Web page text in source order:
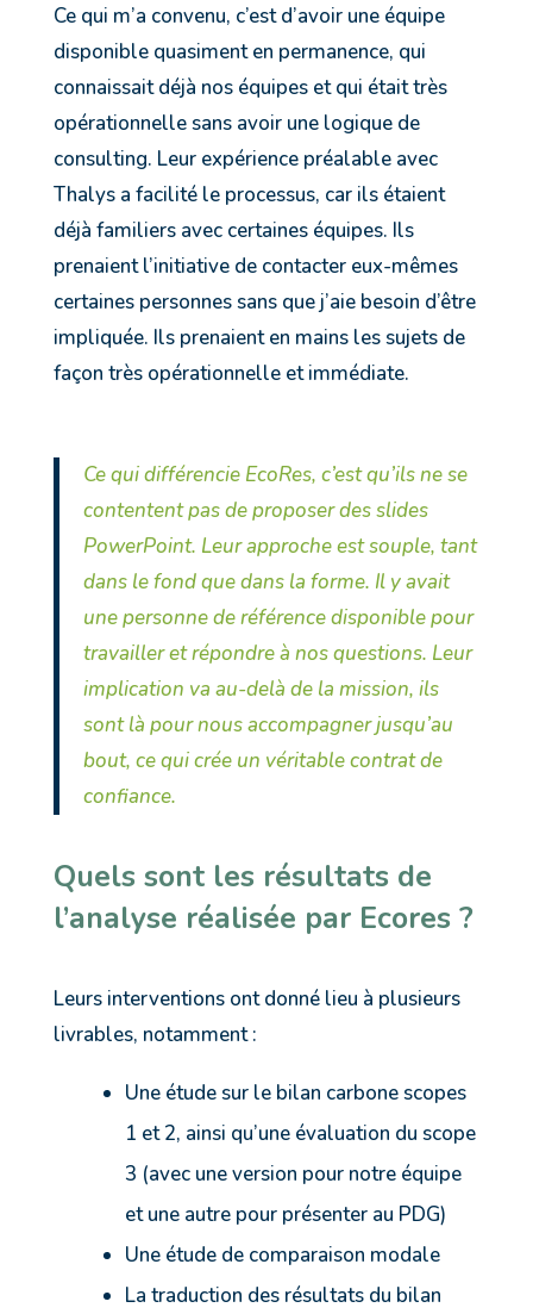
Ce qui m’a convenu, c’est d’avoir une équipe
disponible quasiment en permanence, qui
connaissait déjà nos équipes et qui était très
opérationnelle sans avoir une logique de
consulting. Leur expérience préalable avec
Thalys a facilité le processus, car ils étaient
déjà familiers avec certaines équipes. Ils
prenaient l’initiative de contacter eux-mêmes
certaines personnes sans que j’aie besoin d’être
impliquée. Ils prenaient en mains les sujets de
façon très opérationnelle et immédiate.
Ce qui différencie EcoRes, c’est qu’ils ne se
contentent pas de proposer des slides
PowerPoint. Leur approche est souple, tant
dans le fond que dans la forme. Il y avait
une personne de référence disponible pour
travailler et répondre à nos questions. Leur
implication va au-delà de la mission, ils
sont là pour nous accompagner jusqu’au
bout, ce qui crée un véritable contrat de
confiance.
Quels sont les résultats de
l’analyse réalisée par Ecores ?
Leurs interventions ont donné lieu à plusieurs
livrables, notamment :
Une étude sur le bilan carbone scopes
1 et 2, ainsi qu’une évaluation du scope
3 (avec une version pour notre équipe
et une autre pour présenter au PDG)
Une étude de comparaison modale
La traduction des résultats du bilan